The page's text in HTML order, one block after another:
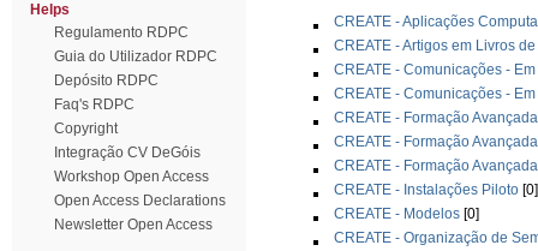
Helps
Regulamento RDPC
Guia do Utilizador RDPC
Depósito RDPC
Faq's RDPC
Copyright
Integração CV DeGóis
Workshop Open Access
Open Access Declarations
Newsletter Open Access
CREATE - Aplicações
CREATE - Artigos em Livros
CREATE - Comunicações -
CREATE - Comunicações -
CREATE - Formação
CREATE - Formação
CREATE - Formação
CREATE - Instalações Piloto [0]
CREATE - Modelos [0]
CREATE - Organização de